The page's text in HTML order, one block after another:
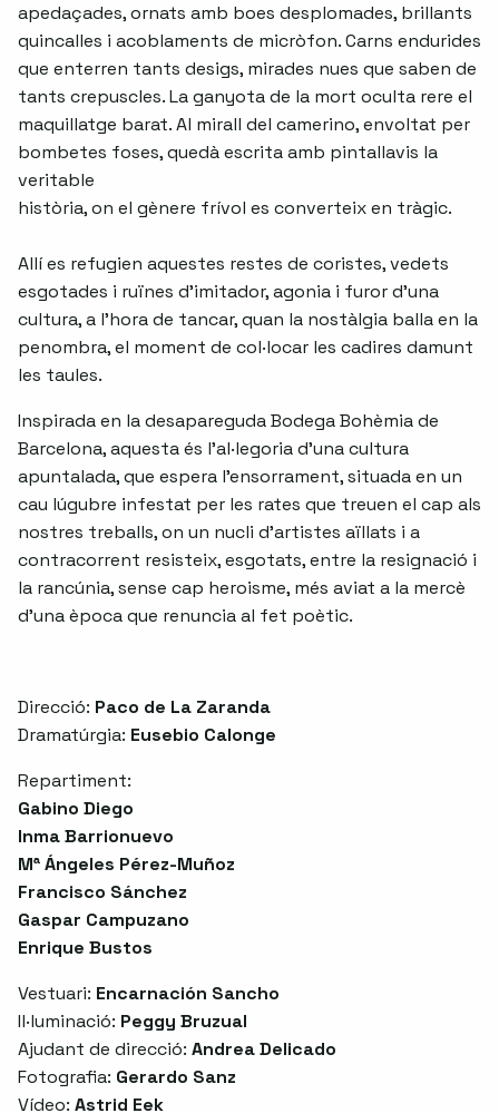
apedaçades, ornats amb boes desplomades, brillants
quincalles i acoblaments de micròfon. Carns endurides
que enterren tants desigs, mirades nues que saben de
tants crepuscles. La ganyota de la mort oculta rere el
maquillatge barat. Al mirall del camerino, envoltat per
bombetes foses, quedà escrita amb pintallavis la
veritable
història, on el gènere frívol es converteix en tràgic.
Allí es refugien aquestes restes de coristes, vedets
esgotades i ruïnes d'imitador, agonia i furor d'una
cultura, a l'hora de tancar, quan la nostàlgia balla en la
penombra, el moment de col·locar les cadires damunt
les taules.
Inspirada en la desapareguda Bodega Bohèmia de
Barcelona, aquesta és l'al·legoria d'una cultura
apuntalada, que espera l'ensorrament, situada en un
cau lúgubre infestat per les rates que treuen el cap als
nostres treballs, on un nucli d'artistes aïllats i a
contracorrent resisteix, esgotats, entre la resignació i
la rancúnia, sense cap heroisme, més aviat a la mercè
d'una època que renuncia al fet poètic.
Direcció: Paco de La Zaranda
Dramatúrgia: Eusebio Calonge
Repartiment:
Gabino Diego
Inma Barrionuevo
Mª Ángeles Pérez-Muñoz
Francisco Sánchez
Gaspar Campuzano
Enrique Bustos
Vestuari: Encarnación Sancho
Il·luminació: Peggy Bruzual
Ajudant de direcció: Andrea Delicado
Fotografia: Gerardo Sanz
Vídeo: Astrid Eek